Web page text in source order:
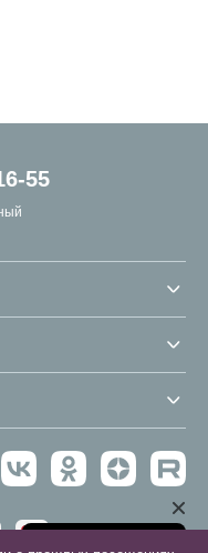
55